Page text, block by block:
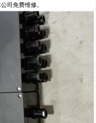
司免费维修。